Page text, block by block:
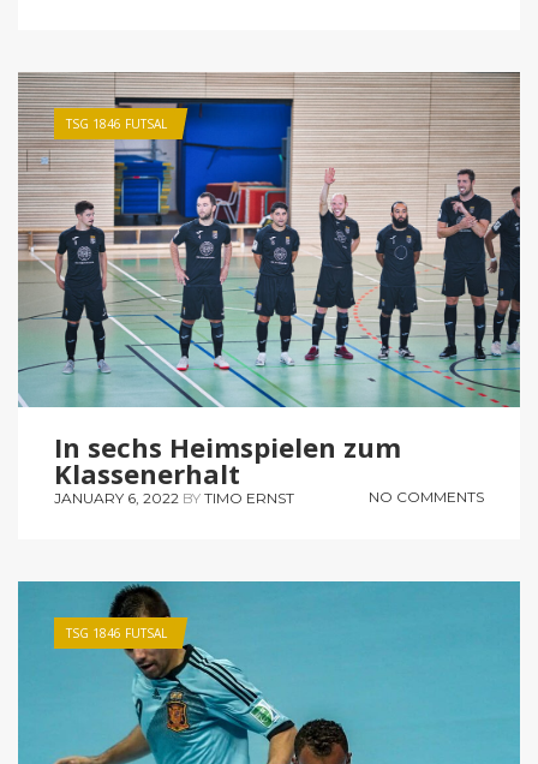
TSG 1846 FUTSAL
In sechs Heimspielen zum
Klassenerhalt
JANUARY 6, 2022 BY TIMO ERNST NO COMMENTS
TSG 1846 FUTSAL